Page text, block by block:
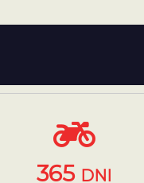
365 DNI